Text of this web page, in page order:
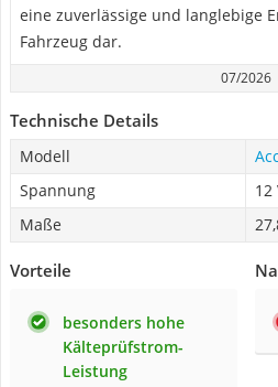
eine zuverlässige und langlebige
Fahrzeug dar.
07/2026
Technische Details
Modell
Spannung
12
Maße
Vorteile
besonders hohe
Kälteprüfstrom-
Leistung